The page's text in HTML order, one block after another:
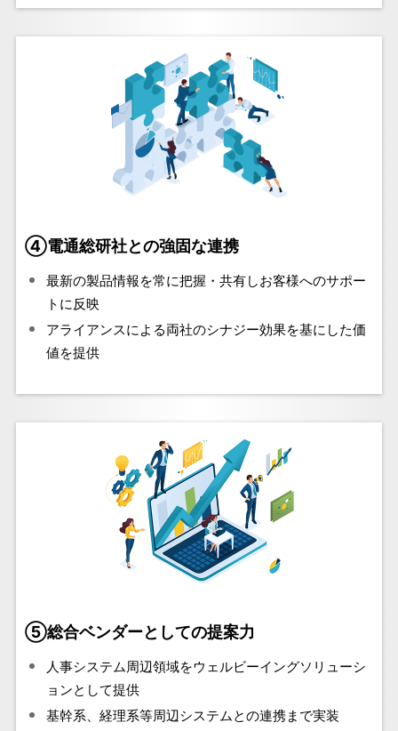
④電通総研社との強固な連携
最新の製品情報を常に把握・共有しお客様へのサポー
トに反映
アライアンスによる両社のシナジー効果を基にした価
値を提供
⑤総合ベンダーとしての提案力
人事システム周辺領域をウェルビーイングソリューシ
ョンとして提供
基幹系、経理系等周辺システムとの連携まで実装